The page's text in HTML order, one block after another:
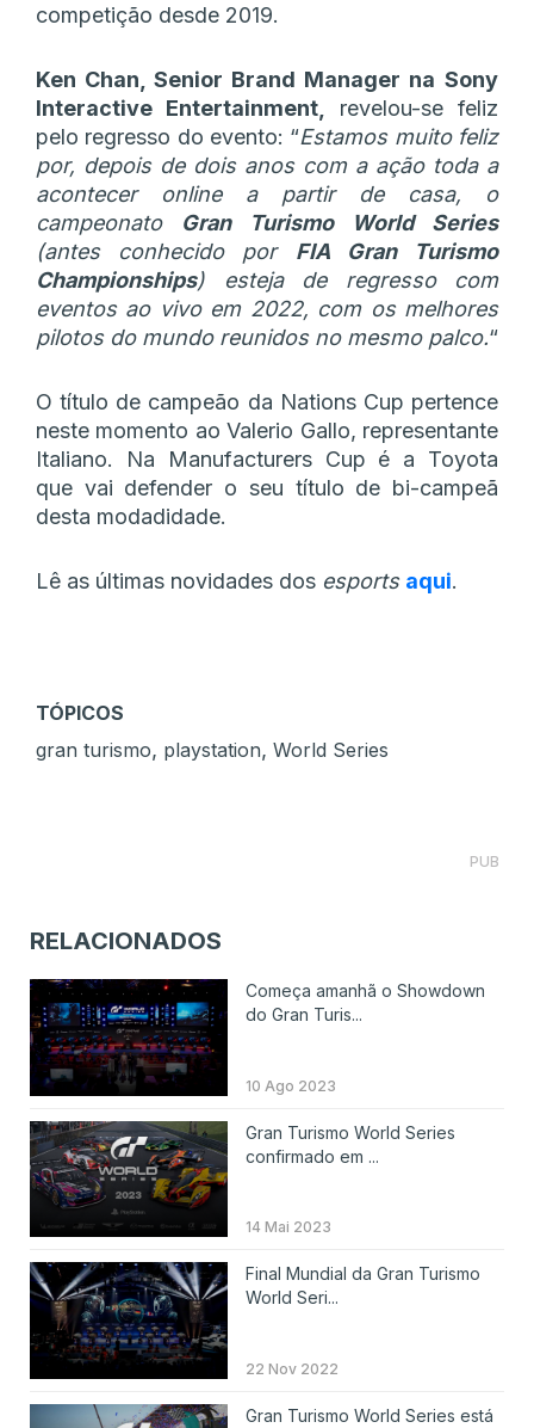
competição desde 2019.
Ken Chan, Senior Brand Manager na Sony
Interactive Entertainment, revelou-se feliz
pelo regresso do evento: “Estamos muito feliz
por, depois de dois anos com a ação toda a
acontecer online a partir de casa, o
campeonato Gran Turismo World Series
(antes conhecido por FIA Gran Turismo
Championships) esteja de regresso com
eventos ao vivo em 2022, com os melhores
pilotos do mundo reunidos no mesmo palco.“
O título de campeão da Nations Cup pertence
neste momento ao Valerio Gallo, representante
Italiano. Na Manufacturers Cup é a Toyota
que vai defender o seu título de bi-campeã
desta modadidade.
Lê as últimas novidades dos esports aqui.
TÓPICOS
gran turismo, playstation, World Series
PUB
RELACIONADOS
Começa amanhã o Showdown
do Gran Turis...
10 Ago 2023
Gran Turismo World Series
confirmado em ...
14 Mai 2023
Final Mundial da Gran Turismo
World Seri...
22 Nov 2022
Gran Turismo World Series está